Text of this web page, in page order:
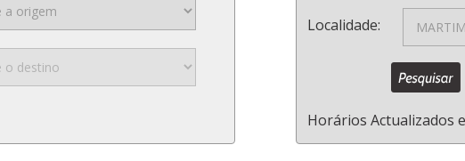
Localidade:
Horários Actualizados